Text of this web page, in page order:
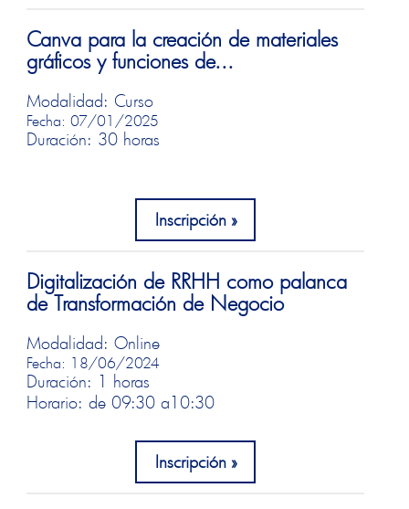
Canva para la creación de materiales
gráficos y funciones de...
Modalidad: Curso
Fecha: 07/01/2025
Duración: 30 horas
Inscripción
Digitalización de RRHH como palanca
de Transformación de Negocio
Modalidad: Online
Fecha: 18/06/2024
Duración: 1 horas
Horario: de 09:30 a10:30
Inscripción